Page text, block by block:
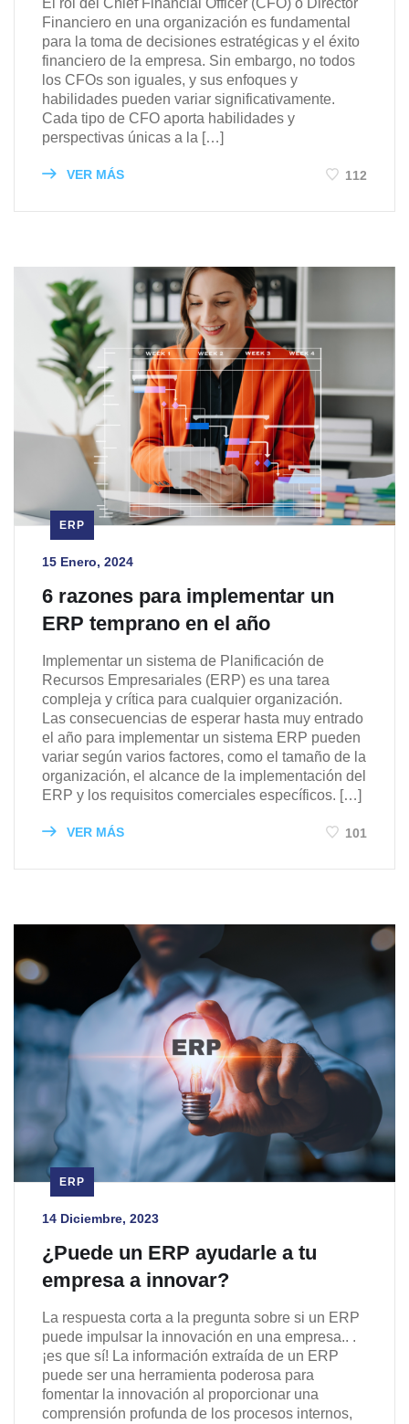
El rol del Chief Financial Officer (CFO) o Director
Financiero en una organización es fundamental
para la toma de decisiones estratégicas y el éxito
financiero de la empresa. Sin embargo, no todos
los CFOs son iguales, y sus enfoques y
habilidades pueden variar significativamente.
Cada tipo de CFO aporta habilidades y
perspectivas únicas a la […]
VER MÁS 112
ERP
15 Enero, 2024
6 razones para implementar un
ERP temprano en el año
Implementar un sistema de Planificación de
Recursos Empresariales (ERP) es una tarea
compleja y crítica para cualquier organización.
Las consecuencias de esperar hasta muy entrado
el año para implementar un sistema ERP pueden
variar según varios factores, como el tamaño de la
organización, el alcance de la implementación del
ERP y los requisitos comerciales específicos. […]
VER MÁS 101
ERP
14 Diciembre, 2023
¿Puede un ERP ayudarle a tu
empresa a innovar?
La respuesta corta a la pregunta sobre si un ERP
puede impulsar la innovación en una empresa.. .
¡es que sí! La información extraída de un ERP
puede ser una herramienta poderosa para
fomentar la innovación al proporcionar una
comprensión profunda de los procesos internos,